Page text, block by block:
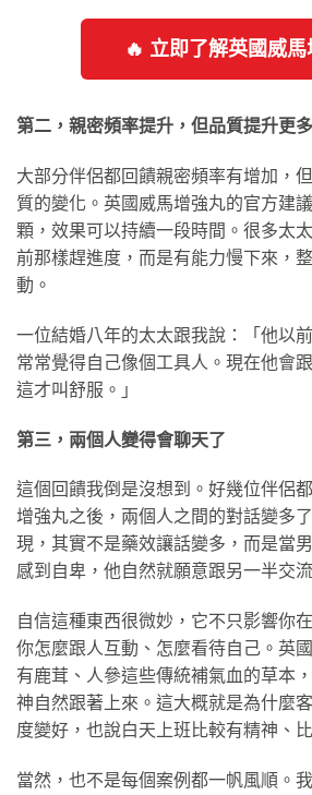
🔥 立即了解英國威
第二，親密頻率提升，但品質提升更多
大部分伴侶都回饋親密頻率有增加，
質的變化。英國威馬增強丸的官方建
顆，效果可以持續一段時間。很多太
前那樣趕進度，而是有能力慢下來，
動。
一位結婚八年的太太跟我說：「他以
常常覺得自己像個工具人。現在他會
這才叫舒服。」
第三，兩個人變得會聊天了
這個回饋我倒是沒想到。好幾位伴侶
增強丸之後，兩個人之間的對話變多
現，其實不是藥效讓話變多，而是當
感到自卑，他自然就願意跟另一半交
自信這種東西很微妙，它不只影響你
你怎麼跟人互動、怎麼看待自己。英
有鹿茸、人參這些傳統補氣血的草本
神自然跟著上來。這大概就是為什麼
度變好，也說白天上班比較有精神、
當然，也不是每個案例都一帆風順。